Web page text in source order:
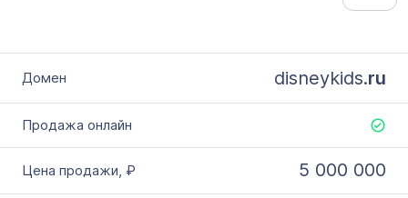
disneykids.ru
5 000 000